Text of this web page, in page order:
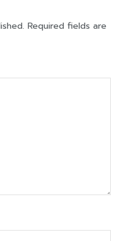
Required fields are